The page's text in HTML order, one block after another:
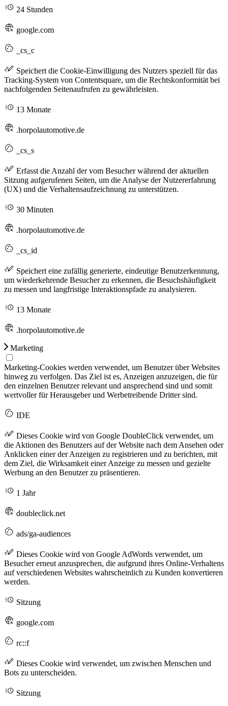
24 Stunden
google.com
_cs_c
Speichert die Cookie-Einwilligung des Nutzers speziell für das
Tracking-System von Contentsquare, um die Rechtskonformität bei
nachfolgenden Seitenaufrufen zu gewährleisten.
13 Monate
.horpolautomotive.de
_cs_s
Erfasst die Anzahl der vom Besucher während der aktuellen
Sitzung aufgerufenen Seiten, um die Analyse der Nutzererfahrung
(UX) und die Verhaltensaufzeichnung zu unterstützen.
30 Minuten
.horpolautomotive.de
_cs_id
Speichert eine zufällig generierte, eindeutige Benutzerkennung,
um wiederkehrende Besucher zu erkennen, die Besuchshäufigkeit
zu messen und langfristige Interaktionspfade zu analysieren.
13 Monate
.horpolautomotive.de
Marketing
Marketing-Cookies werden verwendet, um Benutzer über Websites
hinweg zu verfolgen. Das Ziel ist es, Anzeigen anzuzeigen, die für
den einzelnen Benutzer relevant und ansprechend sind und somit
wertvoller für Herausgeber und Werbetreibende Dritter sind.
IDE
Dieses Cookie wird von Google DoubleClick verwendet, um
die Aktionen des Benutzers auf der Website nach dem Ansehen oder
Anklicken einer der Anzeigen zu registrieren und zu berichten, mit
dem Ziel, die Wirksamkeit einer Anzeige zu messen und gezielte
Werbung an den Benutzer zu präsentieren.
1 Jahr
doubleclick.net
ads/ga-audiences
Dieses Cookie wird von Google AdWords verwendet, um
Besucher erneut anzusprechen, die aufgrund ihres Online-Verhaltens
auf verschiedenen Websites wahrscheinlich zu Kunden konvertieren
werden.
Sitzung
google.com
rc::f
Dieses Cookie wird verwendet, um zwischen Menschen und
Bots zu unterscheiden.
Sitzung